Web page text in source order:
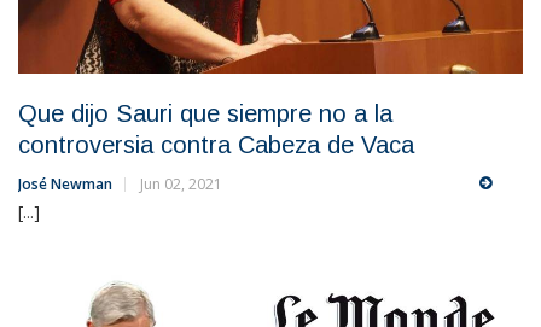
Que dijo Sauri que siempre no a la
controversia contra Cabeza de Vaca
José Newman Jun 02, 2021
[...]